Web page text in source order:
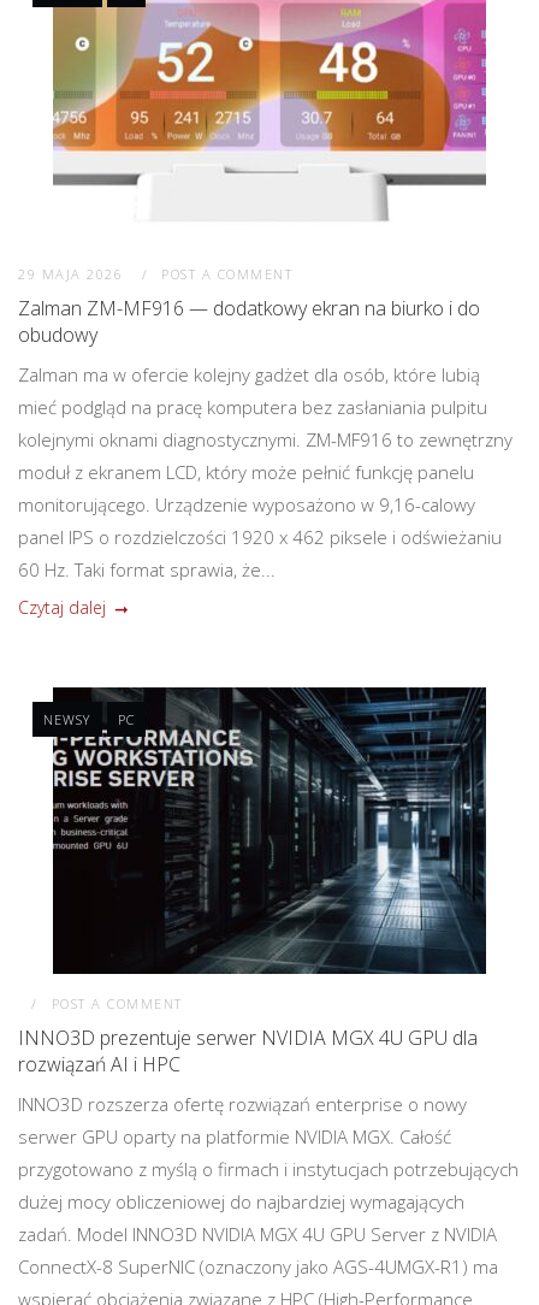
29 MAJA 2026 POST A COMMENT
Zalman ZM-MF916 — dodatkowy ekran na biurko i do
obudowy
Zalman ma w ofercie kolejny gadżet dla osób, które lubią
mieć podgląd na pracę komputera bez zasłaniania pulpitu
kolejnymi oknami diagnostycznymi. ZM-MF916 to zewnętrzny
moduł z ekranem LCD, który może pełnić funkcję panelu
monitorującego. Urządzenie wyposażono w 9,16-calowy
panel IPS o rozdzielczości 1920 x 462 piksele i odświeżaniu
60 Hz. Taki format sprawia, że...
Czytaj dalej
NEWSY PC
POST A COMMENT
INNO3D prezentuje serwer NVIDIA MGX 4U GPU dla
rozwiązań AI i HPC
INNO3D rozszerza ofertę rozwiązań enterprise o nowy
serwer GPU oparty na platformie NVIDIA MGX. Całość
przygotowano z myślą o firmach i instytucjach potrzebujących
dużej mocy obliczeniowej do najbardziej wymagających
zadań. Model INNO3D NVIDIA MGX 4U GPU Server z NVIDIA
ConnectX-8 SuperNIC (oznaczony jako AGS-4UMGX-R1) ma
wspierać obciążenia związane z HPC (High-Performance